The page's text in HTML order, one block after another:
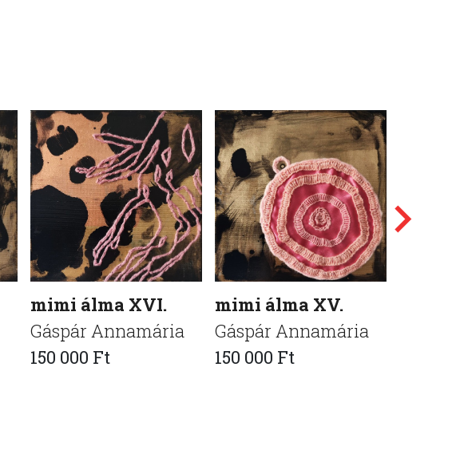
mimi álma XVI.
Gáspár Annamária
150 000 Ft
mimi álma XV.
Gáspár Annamária
150 000 Ft